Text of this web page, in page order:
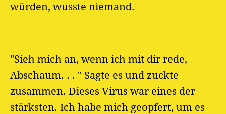
würden, wusste niemand.
"Sieh mich an, wenn ich mit dir rede,
Abschaum. . . " Sagte es und zuckte
zusammen. Dieses Virus war eines der
stärksten. Ich habe mich geopfert, um es